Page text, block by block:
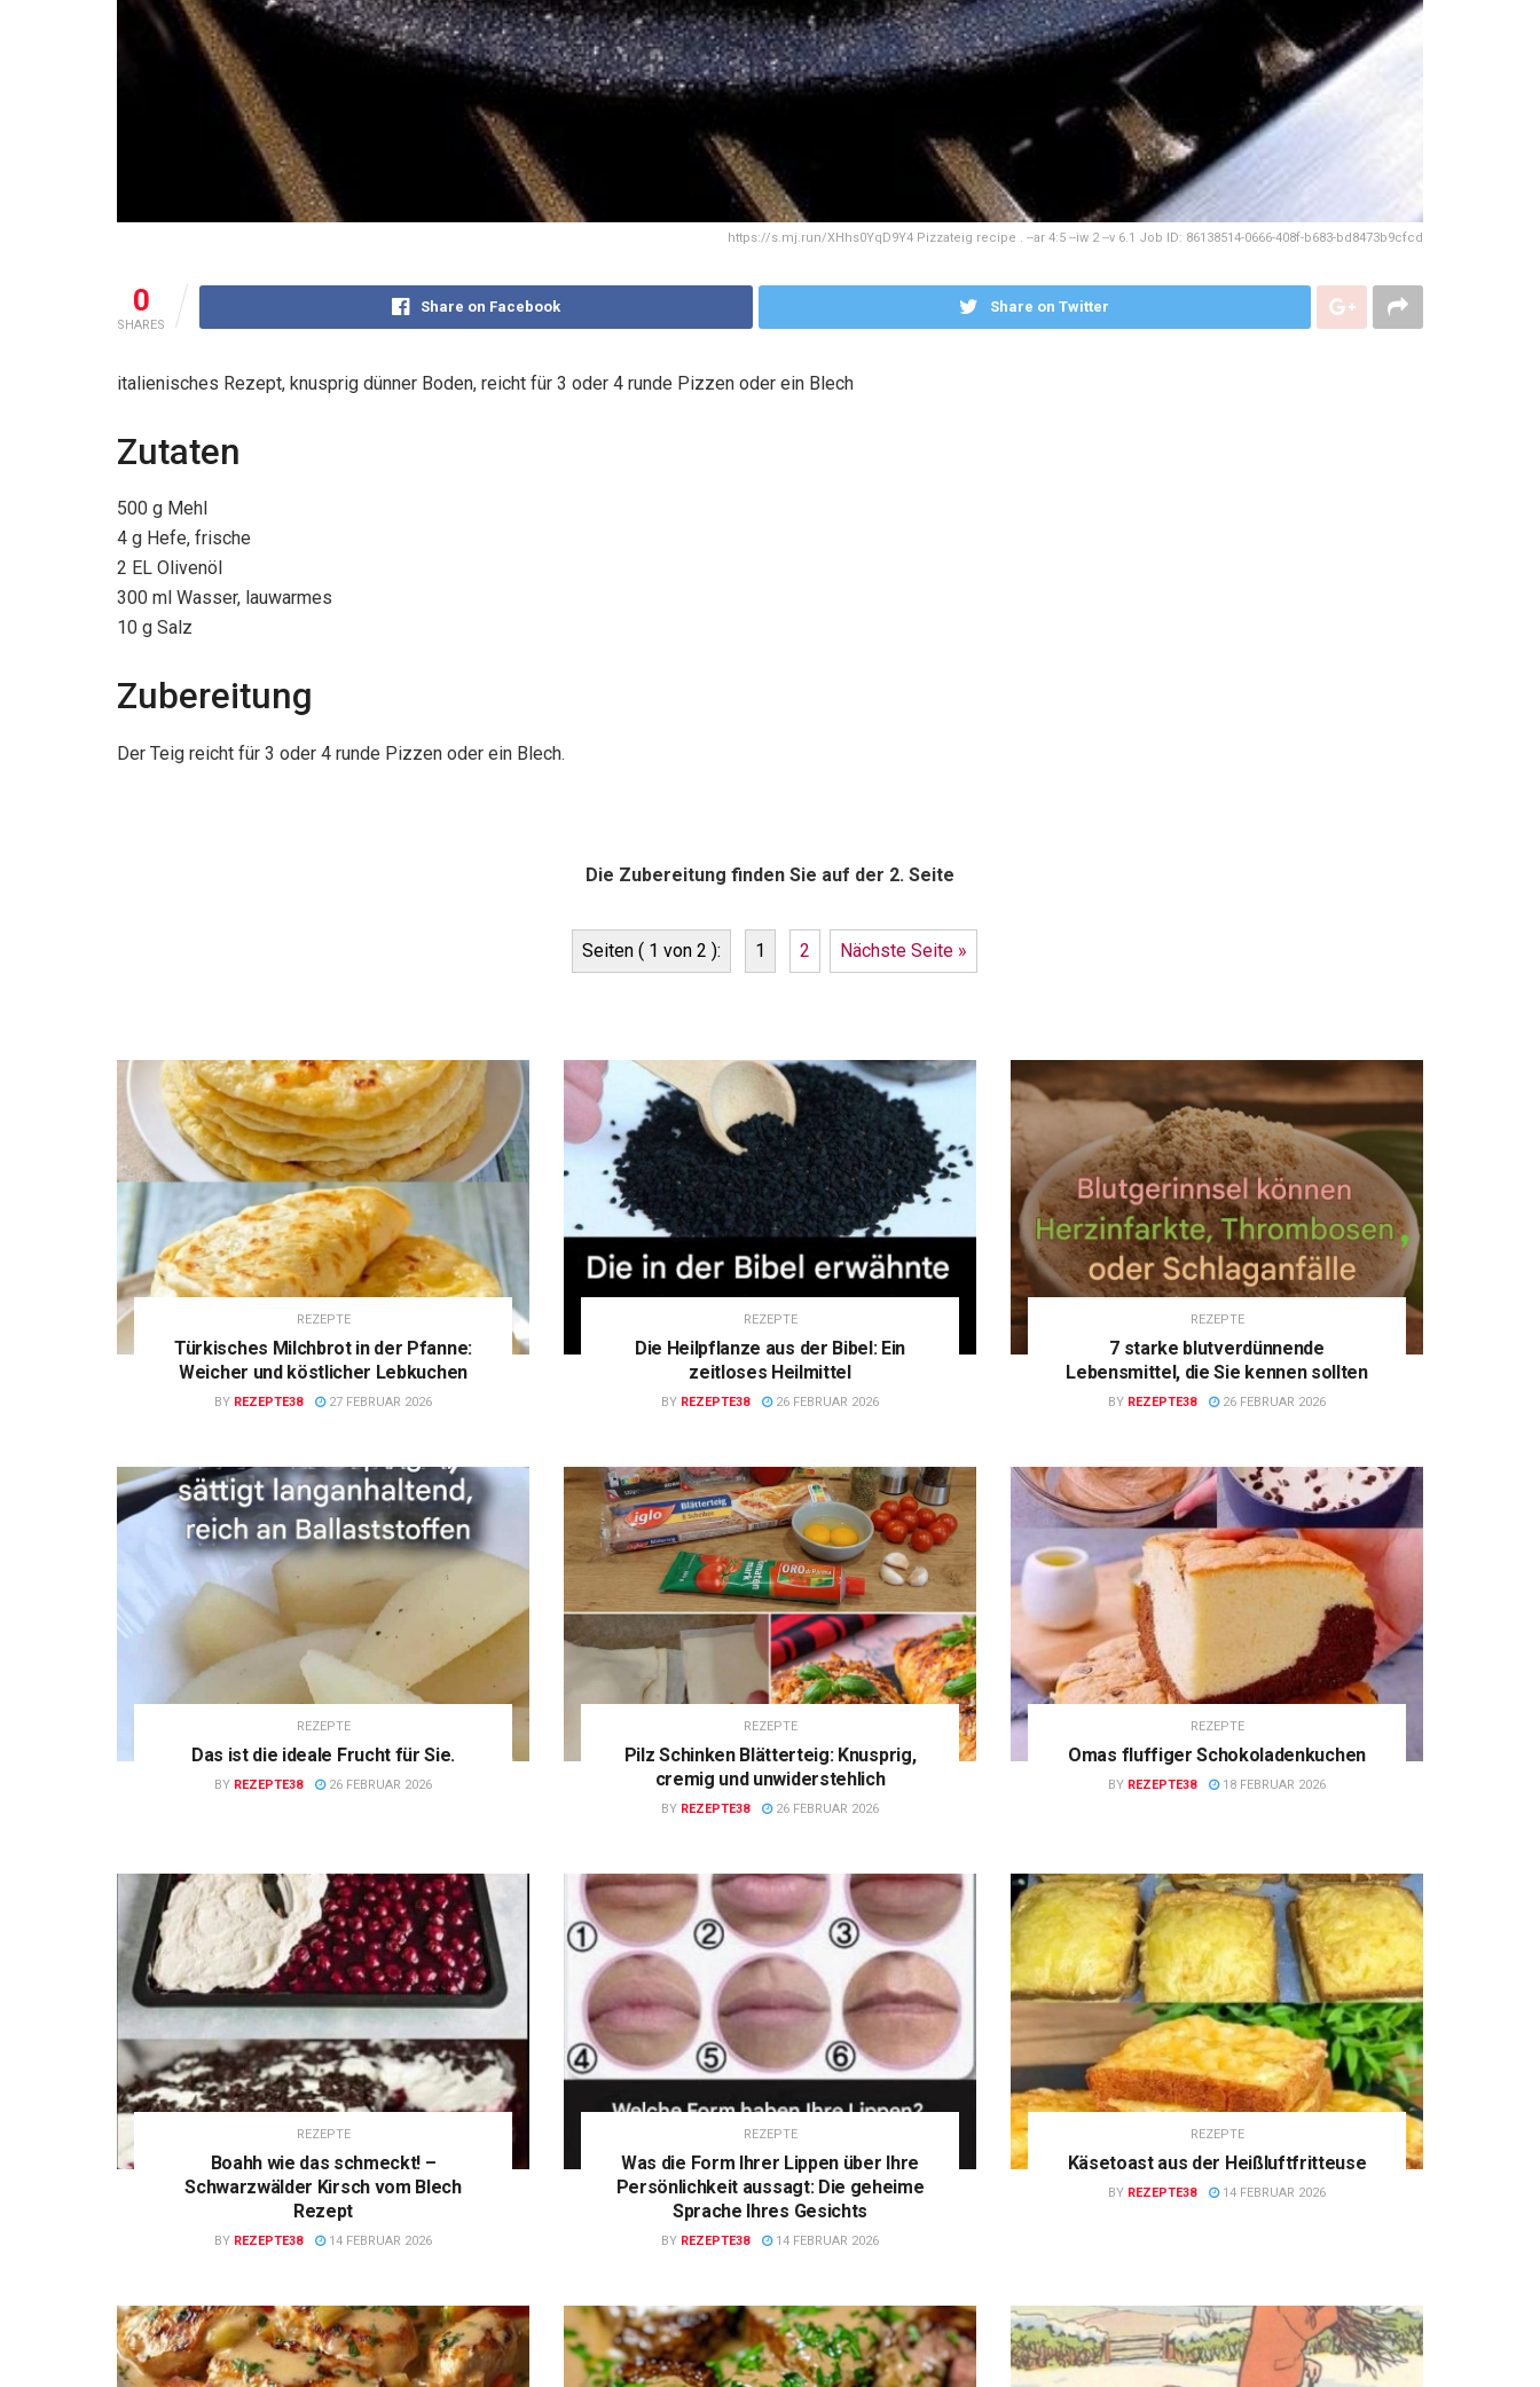
https://s.mj.run/XHhs0YqD9Y4 Pizzateig recipe . --ar 4:5 --iw 2 --v 6.1 Job ID: 86138514-0666-408f-b683-bd8473b9cfcd
0
SHARES
Share on Facebook Share on Twitter
italienisches Rezept, knusprig dünner Boden, reicht für 3 oder 4 runde Pizzen oder ein Blech
Zutaten
500 g Mehl
4 g Hefe, frische
2 EL Olivenöl
300 ml Wasser, lauwarmes
10 g Salz
Zubereitung
Der Teig reicht für 3 oder 4 runde Pizzen oder ein Blech.
Die Zubereitung finden Sie auf der 2. Seite
Seiten ( 1 von 2 ): 1 2 Nächste Seite »
REZEPTE
Türkisches Milchbrot in der Pfanne:
Weicher und köstlicher Lebkuchen
BY REZEPTE38 27 FEBRUAR 2026
REZEPTE
Die Heilpflanze aus der Bibel: Ein
zeitloses Heilmittel
BY REZEPTE38 26 FEBRUAR 2026
REZEPTE
7 starke blutverdünnende
Lebensmittel, die Sie kennen sollten
BY REZEPTE38 26 FEBRUAR 2026
REZEPTE
Das ist die ideale Frucht für Sie.
BY REZEPTE38 26 FEBRUAR 2026
REZEPTE
Pilz Schinken Blätterteig: Knusprig,
cremig und unwiderstehlich
BY REZEPTE38 26 FEBRUAR 2026
REZEPTE
Omas fluffiger Schokoladenkuchen
BY REZEPTE38 18 FEBRUAR 2026
REZEPTE
Boahh wie das schmeckt! –
Schwarzwälder Kirsch vom Blech
Rezept
BY REZEPTE38 14 FEBRUAR 2026
REZEPTE
Was die Form Ihrer Lippen über Ihre
Persönlichkeit aussagt: Die geheime
Sprache Ihres Gesichts
BY REZEPTE38 14 FEBRUAR 2026
REZEPTE
Käsetoast aus der Heißluftfritteuse
BY REZEPTE38 14 FEBRUAR 2026